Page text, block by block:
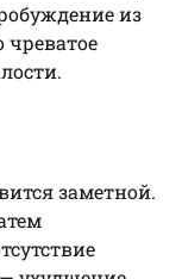
из
чреватое
заметной.